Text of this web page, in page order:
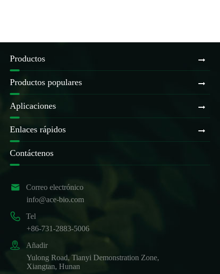
Productos
Productos populares
Aplicaciones
Enlaces rápidos
Contáctenos

Correo electrónico
info@ace-bio.com

Tel
+86-731-2883-5006

Añadir
Yulong Road, Tianyi Demonstration Zone,
Xiangtan, Hunan